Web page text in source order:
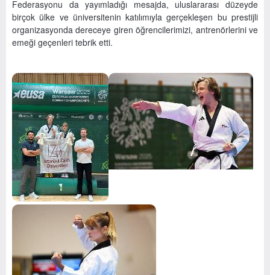
Federasyonu da yayımladığı mesajda, uluslararası düzeyde
birçok ülke ve üniversitenin katılımıyla gerçekleşen bu prestijli
organizasyonda dereceye giren öğrencilerimizi, antrenörlerini ve
emeği geçenleri tebrik etti.